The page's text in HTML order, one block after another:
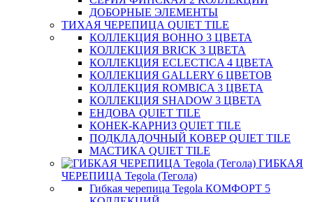
ДОБОРНЫЕ ЭЛЕМЕНТЫ
ТИХАЯ ЧЕРЕПИЦА QUIET TILE
КОЛЛЕКЦИЯ BOHHO 3 ЦВЕТА
КОЛЛЕКЦИЯ BRICK 3 ЦВЕТА
КОЛЛЕКЦИЯ ECLECTICA 4 ЦВЕТА
КОЛЛЕКЦИЯ GALLERY 6 ЦВЕТОВ
КОЛЛЕКЦИЯ ROMBICA 3 ЦВЕТА
КОЛЛЕКЦИЯ SHADOW 3 ЦВЕТА
ЕНДОВА QUIET TILE
КОНЕК-КАРНИЗ QUIET TILE
ПОДКЛАДОЧНЫЙ КОВЕР QUIET TILE
МАСТИКА QUIET TILE
ГИБКАЯ
ЧЕРЕПИЦА Tegola (Тегола)
Гибкая черепица Tegola КОМФОРТ 5